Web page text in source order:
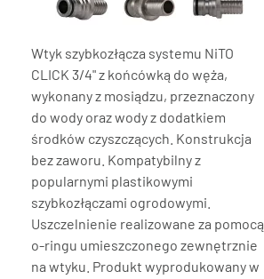
Wtyk szybkozłącza systemu NiTO
CLICK 3/4" z końcówką do węża,
wykonany z mosiądzu, przeznaczony
do wody oraz wody z dodatkiem
środków czyszczących. Konstrukcja
bez zaworu. Kompatybilny z
popularnymi plastikowymi
szybkozłączami ogrodowymi.
Uszczelnienie realizowane za pomocą
o-ringu umieszczonego zewnętrznie
na wtyku. Produkt wyprodukowany w